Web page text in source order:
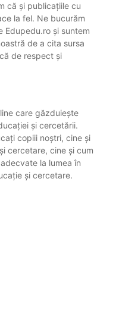
că și publicațiile cu
la fel. Ne bucurăm
Edupedu.ro și suntem
de a cita sursa
de respect și
care găzduiește
și cercetării.
copiii noștri, cine și
cercetare, cine și cum
la lumea în
și cercetare.